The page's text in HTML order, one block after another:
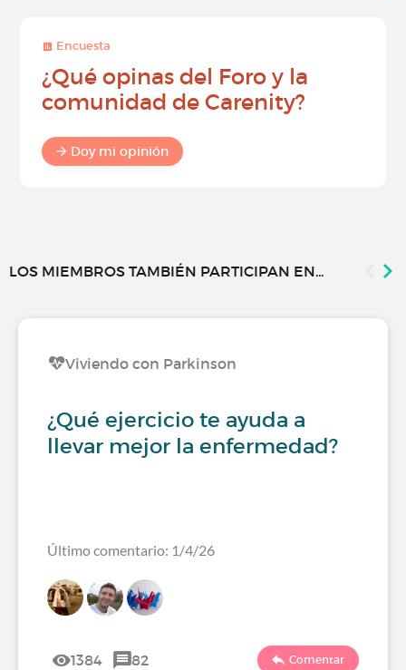
Encuesta
¿Qué opinas del Foro y la
comunidad de Carenity?
Doy mi opinión
LOS MIEMBROS TAMBIÉN PARTICIPAN EN...
Viviendo con Parkinson
¿Qué ejercicio te ayuda a
llevar mejor la enfermedad?
Último comentario: 1/4/26
1384 82 Comentar